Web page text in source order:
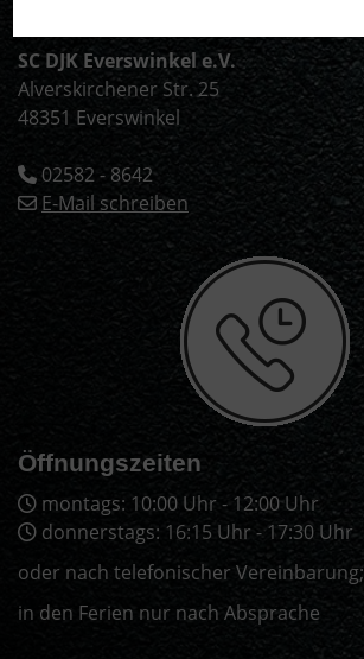
SC DJK Everswinkel e.V.
Alverskirchener Str. 25
48351 Everswinkel
02582 - 8642
E-Mail schreiben
Öffnungszeiten
montags: 10:00 Uhr - 12:00 Uhr
donnerstags: 16:15 Uhr - 17:30 Uhr
oder nach telefonischer Vereinbarung;
in den Ferien nur nach Absprache